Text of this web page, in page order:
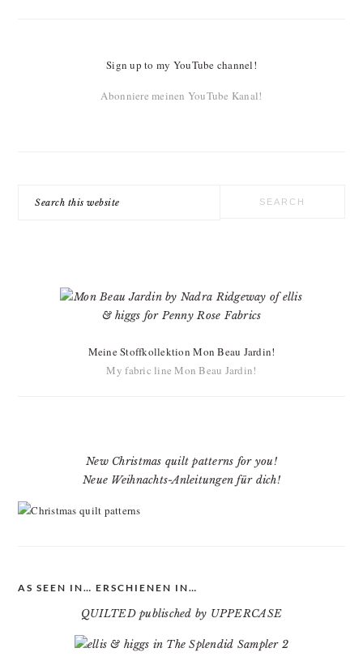
Sign up to my YouTube channel!
Abonniere meinen YouTube Kanal!
Meine Stoffkollektion Mon Beau Jardin!
My fabric line Mon Beau Jardin!
New Christmas quilt patterns for you!
Neue Weihnachts-Anleitungen für dich!
AS SEEN IN… ERSCHIENEN IN…
QUILTED publisched by UPPERCASE